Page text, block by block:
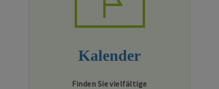
Kalender
Finden Sie vielfältige